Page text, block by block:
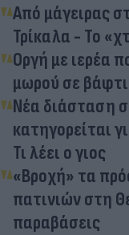
Από μάγειρας
Τρίκαλα - Το
Οργή με ιερέα
μωρού σε
Νέα διάσταση
κατηγορείται
Τι λέει ο γιος
«Βροχή» τα
πατινιών στη
παραβάσεις